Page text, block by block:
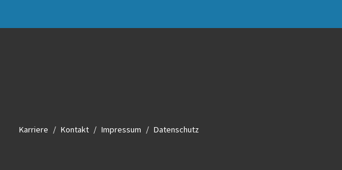
Karriere Kontakt Impressum Datenschutz